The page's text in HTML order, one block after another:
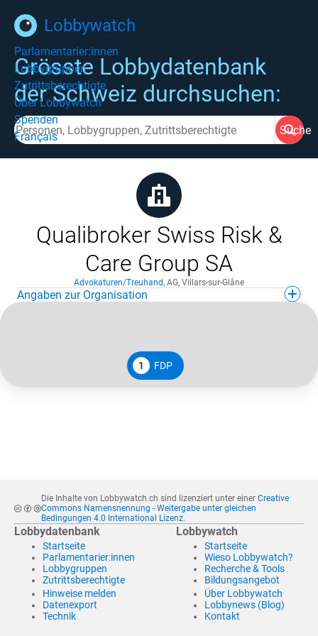
Lobbywatch
Parlamentarier:innen
Lobbygruppen
Zutrittsberechtigte
Über Lobbywatch
Spenden
Français
Grösste Lobbydatenbank
der Schweiz durchsuchen:
Suche
Qualibroker Swiss Risk &
Care Group SA
Advokaturen/Treuhand, AG, Villars-sur-Glâne
Angaben zur Organisation
1 FDP
Die Inhalte von Lobbywatch.ch sind lizenziert unter einer Creative
Commons Namensnennung - Weitergabe unter gleichen
Bedingungen 4.0 International Lizenz.
Lobbydatenbank
Startseite
Parlamentarier:innen
Lobbygruppen
Zutrittsberechtigte
Hinweise melden
Datenexport
Technik
Lobbywatch
Startseite
Wieso Lobbywatch?
Recherche & Tools
Bildungsangebot
Über Lobbywatch
Lobbynews (Blog)
Kontakt